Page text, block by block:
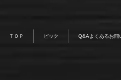
ＴＯＰ ピック Q&Aよくあるお問